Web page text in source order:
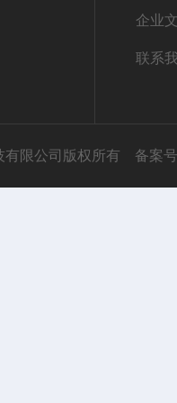
企业
联系
有限公司版权所有 备案